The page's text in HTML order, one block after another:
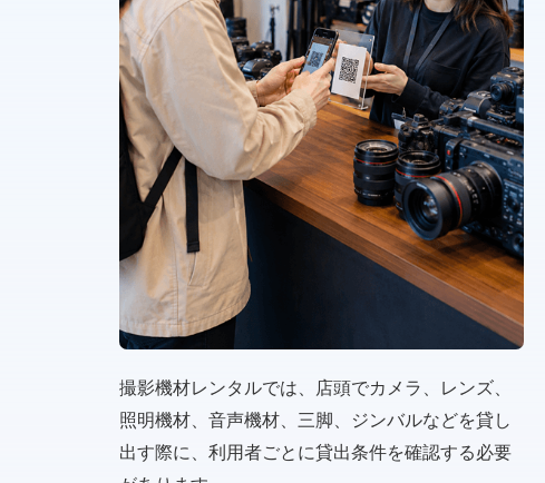
撮影機材レンタルでは、店頭でカメラ、レンズ、
照明機材、音声機材、三脚、ジンバルなどを貸し
出す際に、利用者ごとに貸出条件を確認する必要